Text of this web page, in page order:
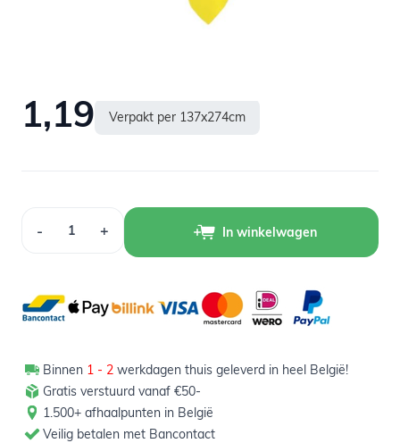
1,19 Verpakt per 137x274cm
- + In winkelwagen
Binnen 1 - 2 werkdagen thuis geleverd in heel België!
Gratis verstuurd vanaf €50-
1.500+ afhaalpunten in België
Veilig betalen met Bancontact